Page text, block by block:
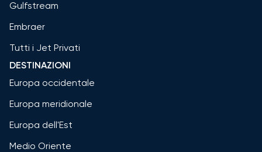
Gulfstream
Embraer
Tutti i Jet Privati
DESTINAZIONI
Europa occidentale
Europa meridionale
Europa dell'Est
Medio Oriente